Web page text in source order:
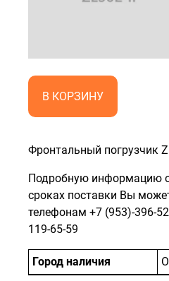
В КОРЗИНУ
Фронтальный погрузчик
Подробную информацию
сроках поставки Вы
телефонам +7 (953)-396-
119-65-59
Город наличия